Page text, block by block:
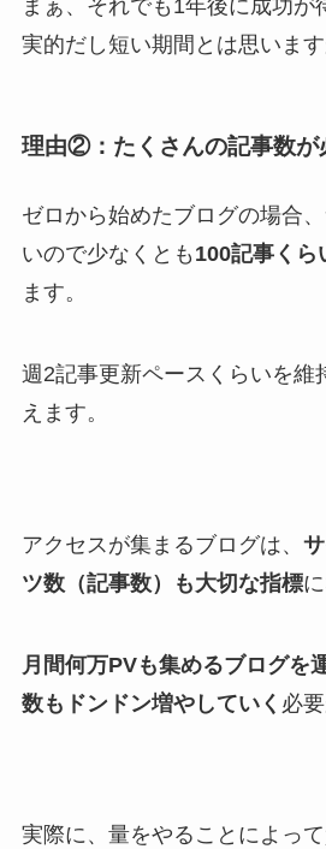
まぁ、それでも1年後に成功が
実的だし短い期間とは思いま
理由②：たくさんの記事数が
ゼロから始めたブログの場合
いので少なくとも 100記事くら
ます。
週2記事更新ペースくらいを維
えます。
アクセスが集まるブログは、
ツ数（記事数）も大切な指標
月間何万PVも集めるブログを
数もドンドン増やしていく 必
実際に、量をやることによっ